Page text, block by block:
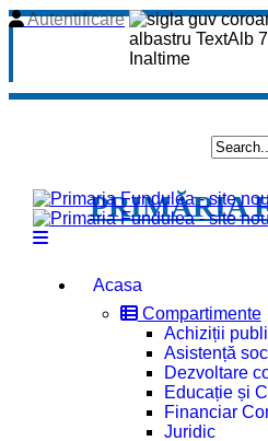
Autentificare
PRIMĂRIA
Acasa
Compartimente
Achiziții
Asistență
Dezvoltare
Educație și
Financiar
Juridic